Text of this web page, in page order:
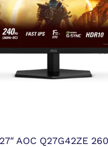
AOC Q27G42ZE